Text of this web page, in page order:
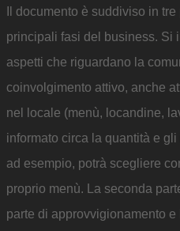
Il documento è suddiviso in
principali fasi del business. Si
aspetti che riguardano la
coinvolgimento attivo, anche
nel locale (menù, locandine,
informato circa la quantità e
ad esempio, potrà scegliere
proprio menù. La seconda
parte di approvvigionamento